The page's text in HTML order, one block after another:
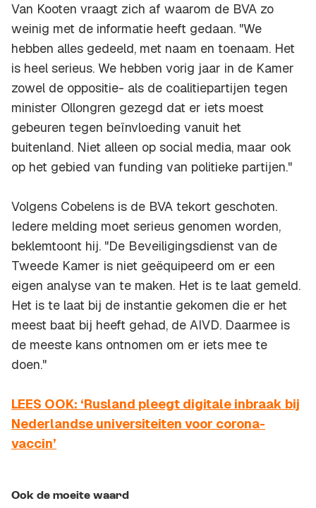
Van Kooten vraagt zich af waarom de BVA zo
weinig met de informatie heeft gedaan. "We
hebben alles gedeeld, met naam en toenaam. Het
is heel serieus. We hebben vorig jaar in de Kamer
zowel de oppositie- als de coalitiepartijen tegen
minister Ollongren gezegd dat er iets moest
gebeuren tegen beïnvloeding vanuit het
buitenland. Niet alleen op social media, maar ook
op het gebied van funding van politieke partijen."
Volgens Cobelens is de BVA tekort geschoten.
Iedere melding moet serieus genomen worden,
beklemtoont hij. "De Beveiligingsdienst van de
Tweede Kamer is niet geëquipeerd om er een
eigen analyse van te maken. Het is te laat gemeld.
Het is te laat bij de instantie gekomen die er het
meest baat bij heeft gehad, de AIVD. Daarmee is
de meeste kans ontnomen om er iets mee te
doen."
LEES OOK: ‘Rusland pleegt digitale inbraak bij
Nederlandse universiteiten voor corona-
vaccin’
Ook de moeite waard